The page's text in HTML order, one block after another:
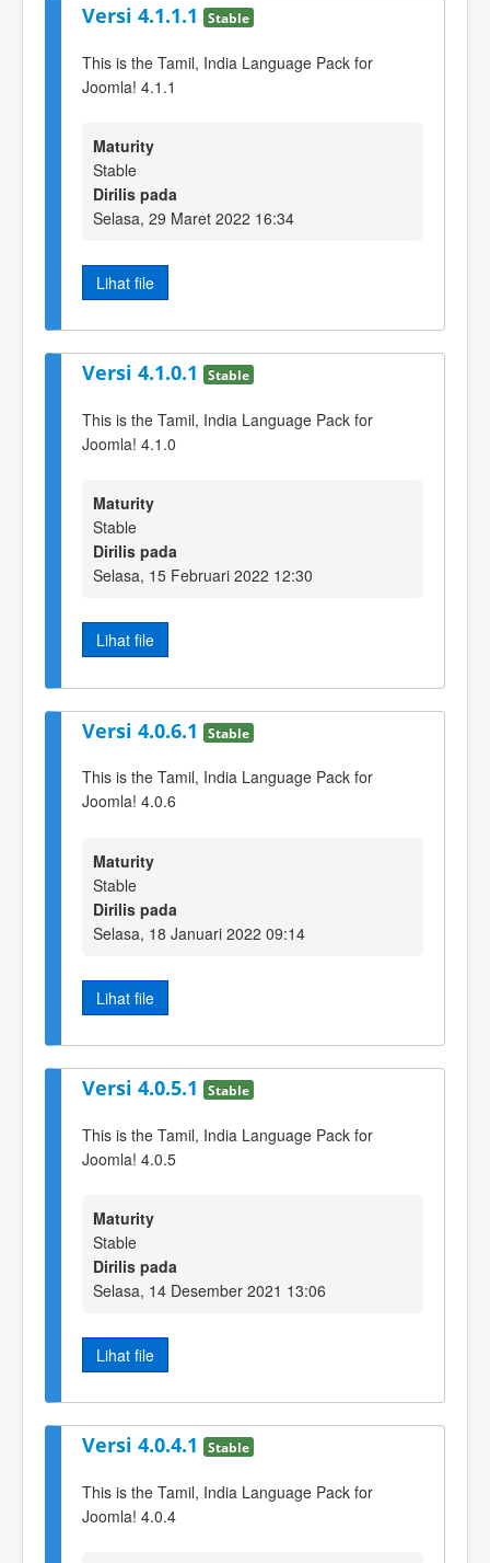
Versi 4.1.1.1 Stable
This is the Tamil, India Language Pack for
Joomla! 4.1.1
Maturity
Stable
Dirilis pada
Selasa, 29 Maret 2022 16:34
Lihat file
Versi 4.1.0.1 Stable
This is the Tamil, India Language Pack for
Joomla! 4.1.0
Maturity
Stable
Dirilis pada
Selasa, 15 Februari 2022 12:30
Lihat file
Versi 4.0.6.1 Stable
This is the Tamil, India Language Pack for
Joomla! 4.0.6
Maturity
Stable
Dirilis pada
Selasa, 18 Januari 2022 09:14
Lihat file
Versi 4.0.5.1 Stable
This is the Tamil, India Language Pack for
Joomla! 4.0.5
Maturity
Stable
Dirilis pada
Selasa, 14 Desember 2021 13:06
Lihat file
Versi 4.0.4.1 Stable
This is the Tamil, India Language Pack for
Joomla! 4.0.4